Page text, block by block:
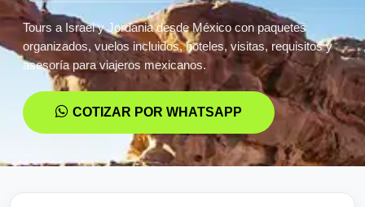
Tours a Israel y Jordania desde México con paquetes
organizados, vuelos incluidos, hoteles, visitas, requisitos y
asesoría para viajeros mexicanos.
COTIZAR POR WHATSAPP